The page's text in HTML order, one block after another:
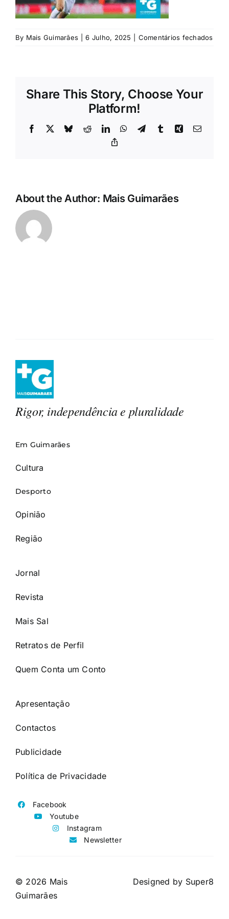
Rubricas
Jornal
Search
By Mais Guimarães 6 Julho, 2025 Comentários fechadosem
Share This Story, Choose Your
Platform!
Facebook BlueskyRedditLinkedInWhatsApp
TelegramTumblrXing Email
About the Author: Mais Guimarães
Rigor, independência e pluralidade
Em Guimarães
Cultura
Desporto
Opinião
Região
Jornal
Revista
Mais Sal
Retratos de Perfil
Quem Conta um Conto
Apresentação
Contactos
Publicidade
Política de Privacidade
Facebook
Youtube
Instagram
Newsletter
© 2026 Mais
Guimarães
Designed by Super8